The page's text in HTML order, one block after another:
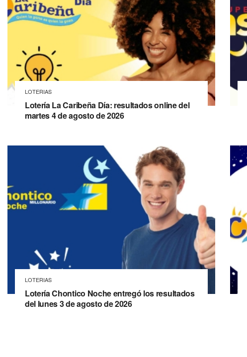
LOTERIAS
Lotería La Caribeña Día: resultados online del
martes 4 de agosto de 2026
LOTERIAS
Lotería Chontico Noche entregó los resultados
del lunes 3 de agosto de 2026